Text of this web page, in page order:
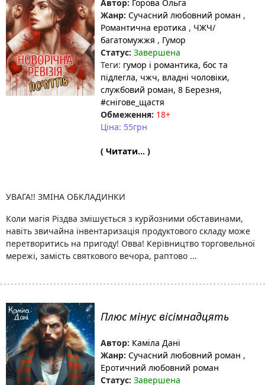
Автор: Горова Ольга
Жанр: Сучасний любовний роман ,
Романтична еротика , ЧЖЧ/
багатомужжя , Гумор
Статус: Завершена
Теги: гумор і романтика, бос та
підлегла, чжч, владні чоловіки,
службовий роман, 8 Березня,
#снігове_щастя
Обмеження: 18+
Ціна: 55грн
( Читати... )
УВАГА!! ЗМІНА ОБКЛАДИНКИ
Коли магія Різдва змішується з курйозними обставинами,
навіть звичайна інвентаризація продуктового складу може
перетворитись на пригоду! Овва! Керівництво торговельної
мережі, замість святкового вечора, раптово ...
Плюс мінус вісімнадцять
Автор: Каміла Дані
Жанр: Сучасний любовний роман ,
Еротичний любовний роман
Статус: Завершена